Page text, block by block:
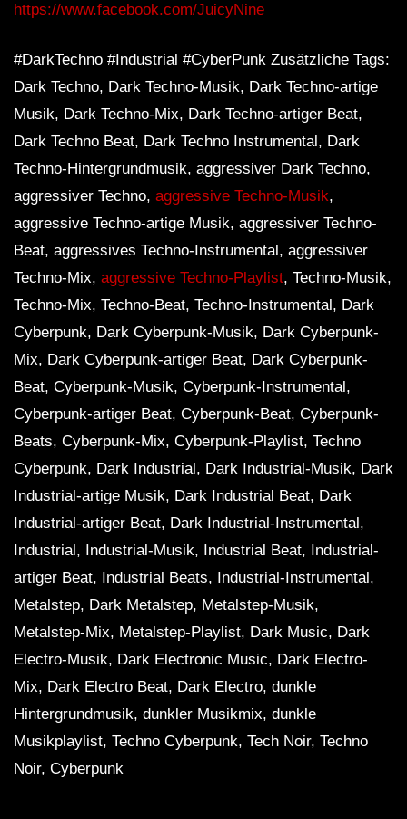
https://www.facebook.com/JuicyNine
#DarkTechno #Industrial #CyberPunk Zusätzliche Tags:
Dark Techno, Dark Techno-Musik, Dark Techno-artige
Musik, Dark Techno-Mix, Dark Techno-artiger Beat,
Dark Techno Beat, Dark Techno Instrumental, Dark
Techno-Hintergrundmusik, aggressiver Dark Techno,
aggressiver Techno, aggressive Techno-Musik,
aggressive Techno-artige Musik, aggressiver Techno-
Beat, aggressives Techno-Instrumental, aggressiver
Techno-Mix, aggressive Techno-Playlist, Techno-Musik,
Techno-Mix, Techno-Beat, Techno-Instrumental, Dark
Cyberpunk, Dark Cyberpunk-Musik, Dark Cyberpunk-
Mix, Dark Cyberpunk-artiger Beat, Dark Cyberpunk-
Beat, Cyberpunk-Musik, Cyberpunk-Instrumental,
Cyberpunk-artiger Beat, Cyberpunk-Beat, Cyberpunk-
Beats, Cyberpunk-Mix, Cyberpunk-Playlist, Techno
Cyberpunk, Dark Industrial, Dark Industrial-Musik, Dark
Industrial-artige Musik, Dark Industrial Beat, Dark
Industrial-artiger Beat, Dark Industrial-Instrumental,
Industrial, Industrial-Musik, Industrial Beat, Industrial-
artiger Beat, Industrial Beats, Industrial-Instrumental,
Metalstep, Dark Metalstep, Metalstep-Musik,
Metalstep-Mix, Metalstep-Playlist, Dark Music, Dark
Electro-Musik, Dark Electronic Music, Dark Electro-
Mix, Dark Electro Beat, Dark Electro, dunkle
Hintergrundmusik, dunkler Musikmix, dunkle
Musikplaylist, Techno Cyberpunk, Tech Noir, Techno
Noir, Cyberpunk